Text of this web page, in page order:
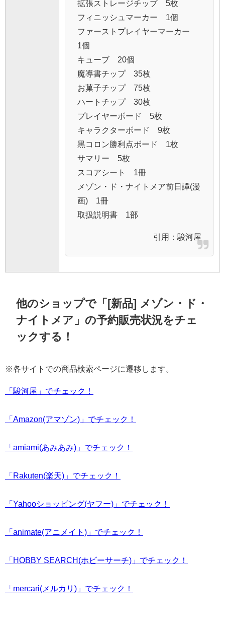
拡張ストレージチップ 5枚
フィニッシュマーカー 1個
ファーストプレイヤーマーカー
1個
キューブ 20個
魔導書チップ 35枚
お菓子チップ 75枚
ハートチップ 30枚
プレイヤーボード 5枚
キャラクターボード 9枚
黒コロン勝利点ボード 1枚
サマリー 5枚
スコアシート 1冊
メゾン・ド・ナイトメア前日譚(漫
画) 1冊
取扱説明書 1部
引用： 駿河屋
他のショップで「[新品] メゾン・ド・
ナイトメア」の予約販売状況をチェ
ックする！
※各サイトでの商品検索ページに遷移します。
「駿河屋」でチェック！
「Amazon(アマゾン)」でチェック！
「amiami(あみあみ)」でチェック！
「Rakuten(楽天)」でチェック！
「Yahooショッピング(ヤフー)」でチェック！
「animate(アニメイト)」でチェック！
「HOBBY SEARCH(ホビーサーチ)」でチェック！
「mercari(メルカリ)」でチェック！